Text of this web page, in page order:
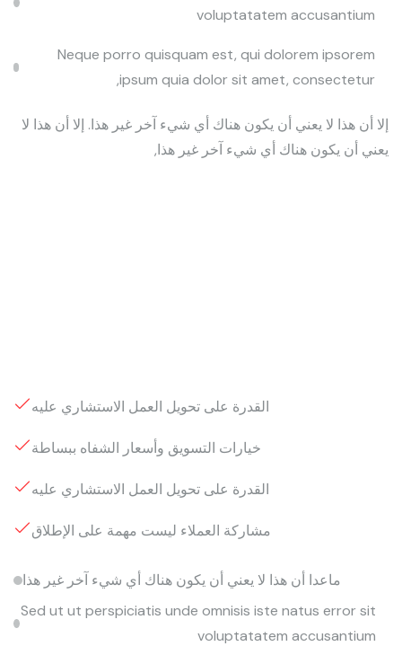
voluptatatem accusantium
Neque porro quisquam est, qui dolorem ipsorem
ipsum quia dolor sit amet, consectetur,
إلا أن هذا لا يعني أن يكون هناك أي شيء آخر غير هذا. إلا أن هذا لا
يعني أن يكون هناك أي شيء آخر غير هذا,
القدرة على تحويل العمل الاستشاري عليه
خيارات التسويق وأسعار الشفاه ببساطة
القدرة على تحويل العمل الاستشاري عليه
مشاركة العملاء ليست مهمة على الإطلاق
ماعدا أن هذا لا يعني أن يكون هناك أي شيء آخر غير هذا
Sed ut ut perspiciatis unde omnisis iste natus error sit
voluptatatem accusantium